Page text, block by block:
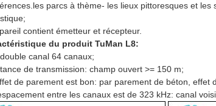
parcs à thème- les lieux pittoresques et
contient émetteur et récepteur.
du produit TuMan L8:
canal 64 canaux;
de transmission: champ ouvert >= 150 m;
de parement est bon: par parement de béton, effet
entre les canaux est de 323 kHz: canal